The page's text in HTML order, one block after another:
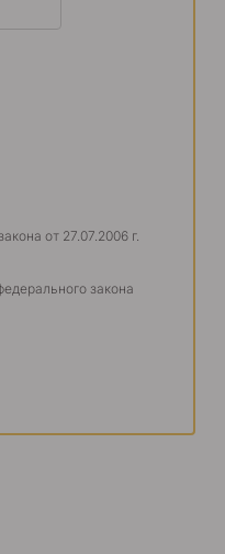
от 27.07.2006 г.
закона